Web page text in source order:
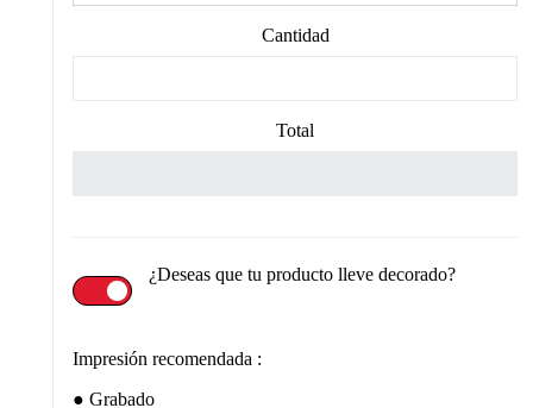
Cantidad
Total
¿Deseas que tu producto lleve decorado?
Impresión recomendada :
Grabado